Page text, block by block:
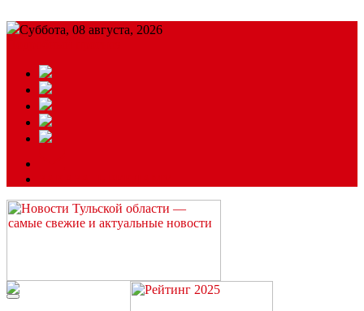
Суббота, 08 августа, 2026
Читайте последние новости дня в Тульской области на сайте
“ЗаНовомосковск”